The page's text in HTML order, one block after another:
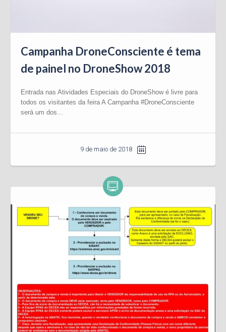
Campanha DroneConsciente é tema
de painel no DroneShow 2018
Entrada nas Atividades Especiais do DroneShow é livre para
todos os visitantes da feira A Campanha #DroneConsciente
será um dos...
9 de maio de 2018